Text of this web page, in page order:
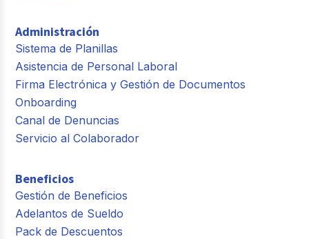
Administración
Sistema de Planillas
Asistencia de Personal Laboral
Firma Electrónica y Gestión de Documentos
Onboarding
Canal de Denuncias
Servicio al Colaborador
Beneficios
Gestión de Beneficios
Adelantos de Sueldo
Pack de Descuentos